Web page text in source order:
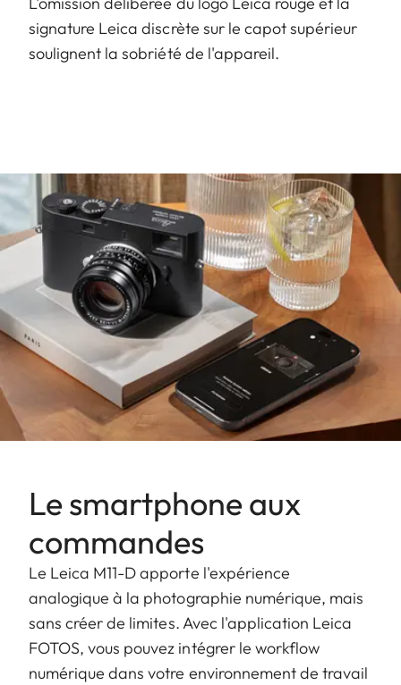
signature Leica discrète sur le capot supérieur
soulignent la sobriété de l'appareil.
Le smartphone aux
commandes
Le Leica M11-D apporte l'expérience
analogique à la photographie numérique, mais
sans créer de limites. Avec l'application Leica
FOTOS, vous pouvez intégrer le workflow
numérique dans votre environnement de travail